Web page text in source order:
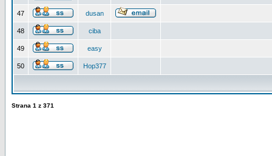
47 dusan
48 ciba
49 easy
50 Hop377
Strana 1 z 371